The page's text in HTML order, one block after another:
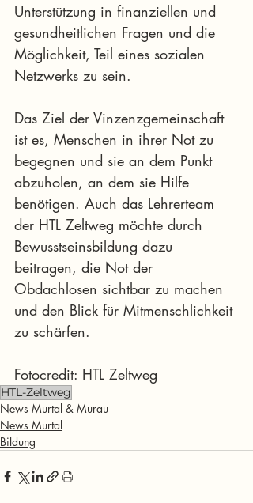
Unterstützung in finanziellen und
gesundheitlichen Fragen und die
Möglichkeit, Teil eines sozialen
Netzwerks zu sein.
Das Ziel der Vinzenzgemeinschaft
ist es, Menschen in ihrer Not zu
begegnen und sie an dem Punkt
abzuholen, an dem sie Hilfe
benötigen. Auch das Lehrerteam
der HTL Zeltweg möchte durch
Bewusstseinsbildung dazu
beitragen, die Not der
Obdachlosen sichtbar zu machen
und den Blick für Mitmenschlichkeit
zu schärfen.
Fotocredit: HTL Zeltweg
HTL-Zeltweg
News Murtal & Murau
News Murtal
Bildung